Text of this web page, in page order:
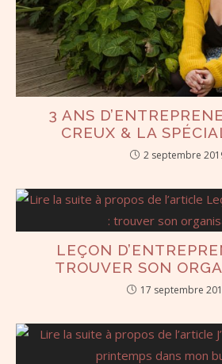
3 ANS
CREUX & LA
2 septembre
LEÇON
TROUVER SON
17 septembre